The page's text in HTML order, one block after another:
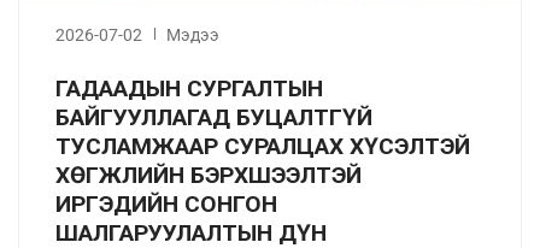
2026-07-02 Мэдээ
ГАДААДЫН СУРГАЛТЫН
БАЙГУУЛЛАГАД БУЦАЛТГҮЙ
ТУСЛАМЖААР СУРАЛЦАХ ХҮСЭЛТЭЙ
ХӨГЖЛИЙН БЭРХШЭЭЛТЭЙ
ИРГЭДИЙН СОНГОН
ШАЛГАРУУЛАЛТЫН ДҮН